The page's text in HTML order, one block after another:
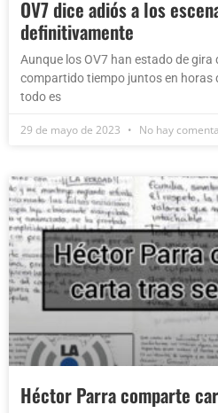
OV7 dice adiós a los
definitivamente
Aunque los OV7 han estado de
compartido tiempo juntos en horas
todo es
29 de mayo de 2023 No hay
Héctor Parra comparte